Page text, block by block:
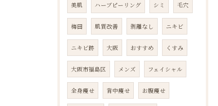
美肌 ハーブピーリング シミ 毛穴
梅田 肌質改善 剥離なし ニキビ
ニキビ跡 大阪 おすすめ くすみ
大阪市福島区 メンズ フェイシャル
全身痩せ 背中痩せ お腹痩せ